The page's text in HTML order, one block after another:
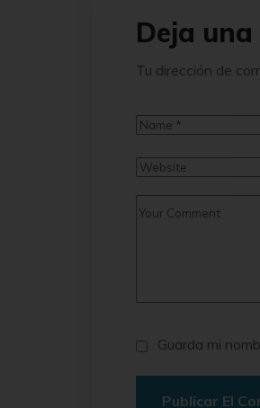
Deja
Tu dirección de
Guarda mi